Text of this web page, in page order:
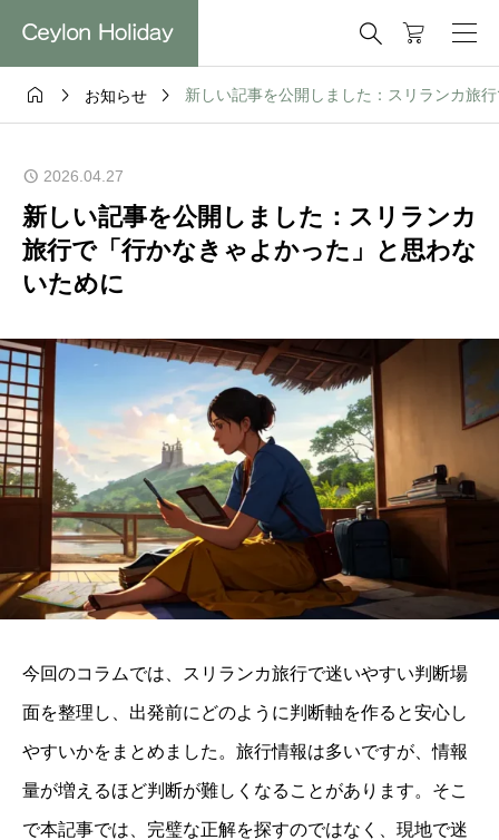

  お知らせ  新しい記事を公開しました：スリランカ旅
2026.04.27
新しい記事を公開しました：スリランカ
旅行で「行かなきゃよかった」と思わな
いために
今回のコラムでは、スリランカ旅行で迷いやすい判断場
面を整理し、出発前にどのように判断軸を作ると安心し
やすいかをまとめました。旅行情報は多いですが、情報
量が増えるほど判断が難しくなることがあります。そこ
で本記事では、完璧な正解を探すのではなく、現地で迷